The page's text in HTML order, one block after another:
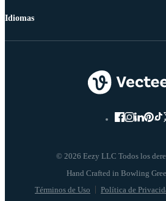
© 2026 Eezy LLC Todos los
Términos de Uso Política de
Idiomas